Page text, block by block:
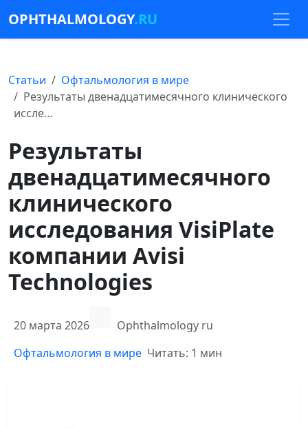
OPHTHALMOLOGY.RU
Статьи
Офтальмология в мире
Результаты двенадцатимесячного клинического
иссле…
Результаты
двенадцатимесячного
клинического
исследования VisiPlate
компании Avisi
Technologies
20 марта 2026
Ophthalmology ru
Офтальмология в мире Читать: 1 мин